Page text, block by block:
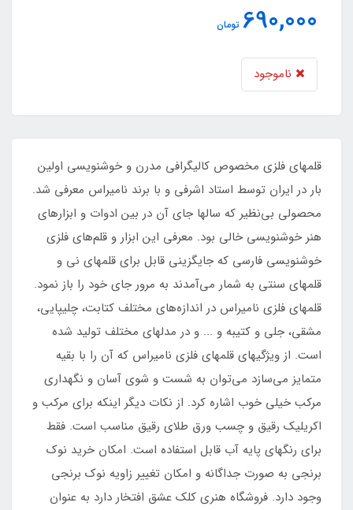
690,000 تومان
ناموجود
قلمهای فلزی مخصوص کالیگرافی مدرن و خوشنویسی اولین
بار در ایران توسط استاد اشرفی و با برند نامیراس معرفی شد.
محصولی بی‌نظیر که سالها جای آن در بین ادوات و ابزارهای
هنر خوشنویسی خالی بود. معرفی این ابزار و قلم‌های فلزی
خوشنویسی فارسی که جایگزینی قابل برای قلمهای نی و
قلمهای سنتی به شمار می‌آمدند به مرور جای خود را باز نمود.
قلمهای فلزی نامیراس در اندازه‌های مختلف کتابت، چلیپایی،
مشقی، جلی و کتیبه و ... و در مدلهای مختلف تولید شده
است. از ویژگیهای قلمهای فلزی نامیراس که آن را با بقیه
متمایز می‌سازد می‌توان به شست و شوی آسان و نگهداری
مرکب خیلی خوب اشاره کرد. از نکات دیگر اینکه برای مرکب و
اکریلیک رقیق و چسب ورق طلای رقیق مناسب است. فقط
برای رنگهای پایه آب قابل استفاده است. امکان خرید نوک
برنجی به صورت جداگانه و امکان تغییر زاویه نوک برنجی
وجود دارد. فروشگاه هنری کلک عشق افتخار دارد به عنوان